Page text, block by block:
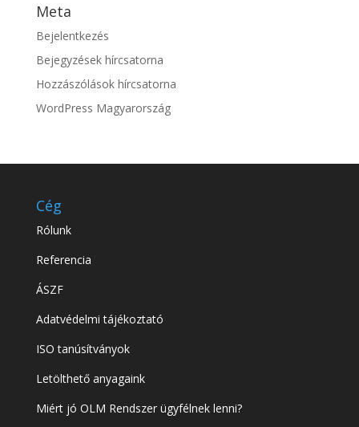
Meta
Bejelentkezés
Bejegyzések hírcsatorna
Hozzászólások hírcsatorna
WordPress Magyarország
Cég
Rólunk
Referencia
ÁSZF
Adatvédelmi tájékoztató
ISO tanúsítványok
Letölthető anyagaink
Miért jó OLM Rendszer ügyfélnek lenni?